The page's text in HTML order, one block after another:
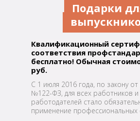
Подарки
Квалификационный
соответствия
бесплатно! Обычная
руб.
С 1 июля 2016 года, по закону от
№122-ФЗ, для всех работников и
работодателей стало
применение профессиональных